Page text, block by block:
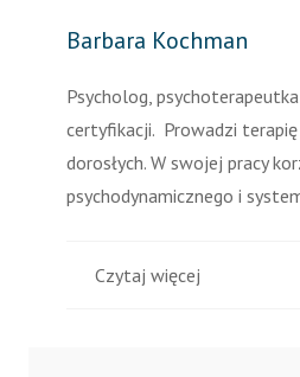
Barbara Kochman
Psycholog,
certyfikacji. Prowadzi
dorosłych. W swojej pracy
psychodynamicznego i
Czytaj więcej